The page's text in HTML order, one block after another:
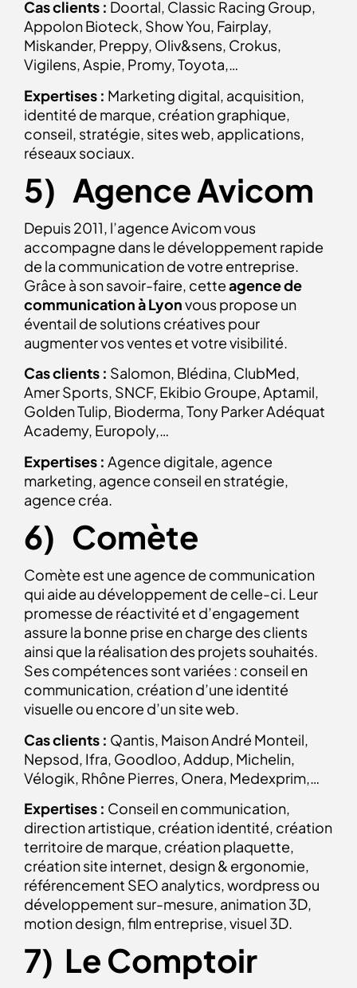
Cas clients : Doortal, Classic Racing Group,
Appolon Bioteck, Show You, Fairplay,
Miskander, Preppy, Oliv&sens, Crokus,
Vigilens, Aspie, Promy, Toyota,…
Expertises : Marketing digital, acquisition,
identité de marque, création graphique,
conseil, stratégie, sites web, applications,
réseaux sociaux.
5) Agence Avicom
Depuis 2011, l’agence Avicom vous
accompagne dans le développement rapide
de la communication de votre entreprise.
Grâce à son savoir-faire, cetteagence de
communication à Lyonvous propose un
éventail de solutions créatives pour
augmenter vos ventes et votre visibilité.
Cas clients : Salomon, Blédina, ClubMed,
Amer Sports, SNCF, Ekibio Groupe, Aptamil,
Golden Tulip, Bioderma, Tony Parker Adéquat
Academy, Europoly,…
Expertises : Agence digitale, agence
marketing, agence conseil en stratégie,
agence créa.
6) Comète
Comète est une agence de communication
qui aide au développement de celle-ci. Leur
promesse de réactivité et d’engagement
assure la bonne prise en charge des clients
ainsi que la réalisation des projets souhaités.
Ses compétences sont variées : conseil en
communication, création d’une identité
visuelle ou encore d’un site web.
Cas clients : Qantis, Maison André Monteil,
Nepsod, Ifra, Goodloo, Addup, Michelin,
Vélogik, Rhône Pierres, Onera, Medexprim,…
Expertises : Conseil en communication,
direction artistique, création identité, création
territoire de marque, création plaquette,
création site internet, design & ergonomie,
référencement SEO analytics, wordpress ou
développement sur-mesure, animation 3D,
motion design, film entreprise, visuel 3D.
7) Le Comptoir